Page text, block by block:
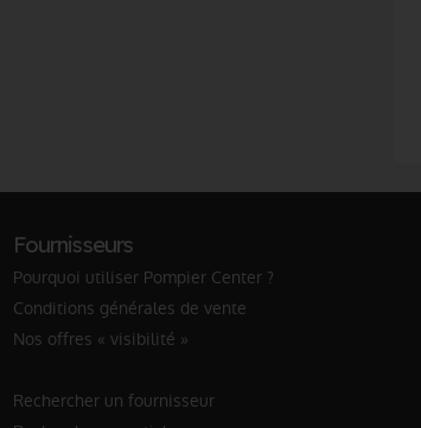
Fournisseurs
Pourquoi utiliser Pompier Center ?
Conditions générales de vente
Nos offres « visibilité »
Rechercher un fournisseur